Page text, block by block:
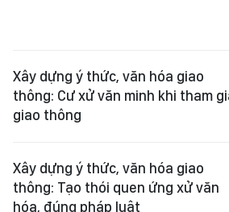
Xây dựng ý thức, văn hóa giao
thông: Cư xử văn minh khi tham
giao thông
Xây dựng ý thức, văn hóa giao
thông: Tạo thói quen ứng xử văn
hóa, đúng pháp luật